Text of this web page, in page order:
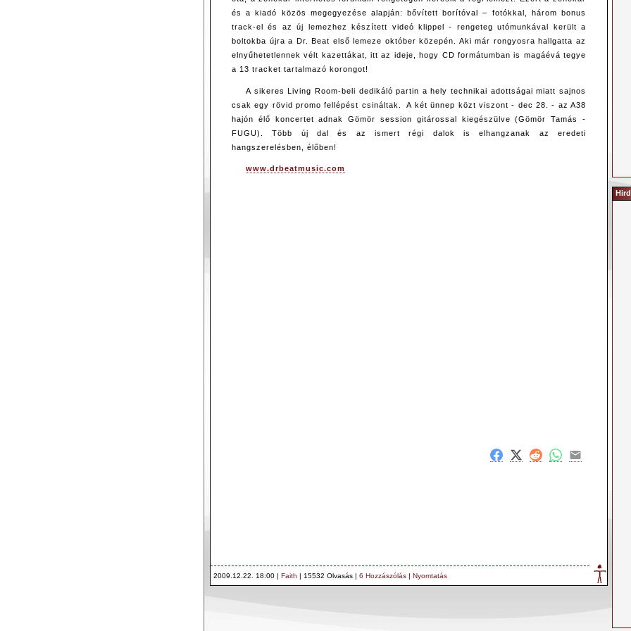
és a kiadó közös megegyezése alapján: bővített borítóval – fotókkal, három bonus
track-el és az új lemezhez készített videó klippel - rengeteg utómunkával került a
boltokba újra a Dr. Beat első lemeze október közepén. Aki már rongyosra hallgatta az
elnyűhetetlennek vélt kazettákat, itt az ideje, hogy CD formátumban is magáévá tegye
a 13 tracket tartalmazó korongot!
A sikeres Living Room-beli dedikáló partin a hely technikai adottságai miatt sajnos
csak egy rövid promo fellépést csináltak. A két ünnep közt viszont - dec 28. - az A38
hajón élő koncertet adnak Gömör session gitárossal kiegészülve (Gömör Tamás -
FUGU). Több új dal és az ismert régi dalok is elhangzanak az eredeti
hangszerelésben, élőben!
www.drbeatmusic.com
2009.12.22. 18:00 | Faith | 15532 Olvasás | 6 Hozzászólás | Nyomtatás